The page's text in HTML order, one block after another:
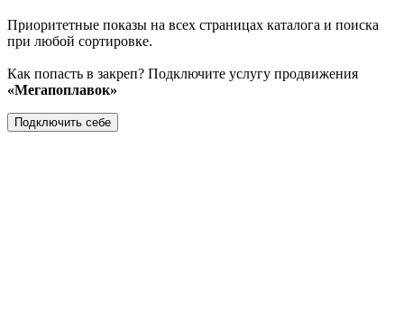
Приоритетные показы на всех страницах каталога и поиска
при любой сортировке.
Как попасть в закреп? Подключите услугу продвижения
«Мегапоплавок»
Подключить себе